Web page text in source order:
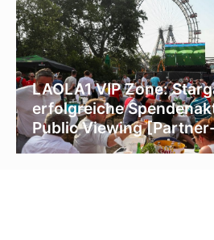
LAOLA1 VIP Zone:
erfolgreiche
Public Viewing